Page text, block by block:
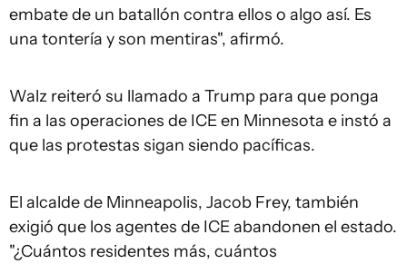
embate de un batallón contra ellos o algo así. Es
una tontería y son mentiras", afirmó.
Walz reiteró su llamado a Trump para que ponga
fin a las operaciones de ICE en Minnesota e instó a
que las protestas sigan siendo pacíficas.
El alcalde de Minneapolis, Jacob Frey, también
exigió que los agentes de ICE abandonen el estado.
"¿Cuántos residentes más, cuántos